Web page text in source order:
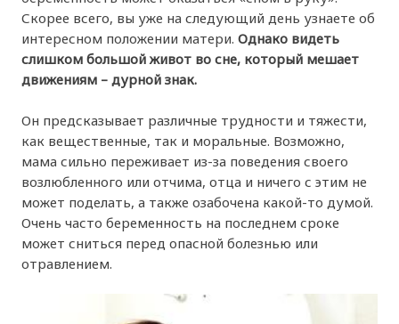
Скорее всего, вы уже на следующий день узнаете об
интересном положении матери.Однако видеть
слишком большой живот во сне, который мешает
движениям – дурной знак.
Он предсказывает различные трудности и тяжести,
как вещественные, так и моральные. Возможно,
мама сильно переживает из-за поведения своего
возлюбленного или отчима, отца и ничего с этим не
может поделать, а также озабочена какой-то думой.
Очень часто беременность на последнем сроке
может сниться перед опасной болезнью или
отравлением.